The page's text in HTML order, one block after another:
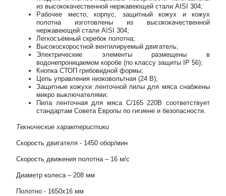
из высококачественной нержавеющей стали AISI 304;
Рабочее место, корпус, защитный кожух и кожух
полотна изготовлены из высококачественной
нержавеющей стали AISI 304;
Легкосъёмный скребок полотна;
Высокоскоростной вентилируемый двигатель;
Электрические элементы размещены в
водонепроницаемом коробе (по классу защиты IP 56);
Кнопка СТОП грибовидной формы;
Цепь управления низковольтная (24 В);
Защитные кожухи ленточной пилы для мяса снабжены
микро выключателями;
Пила ленточная для мяса C/165 220В соответствует
стандартам Совета Европы по гигиене и безопасности.
Технические характеристики
Скорость двигателя - 1450 обор/мин
Скорость движения полотна – 16 м/с
Диаметр колеса – 208 мм
Полотно - 1650х16 мм